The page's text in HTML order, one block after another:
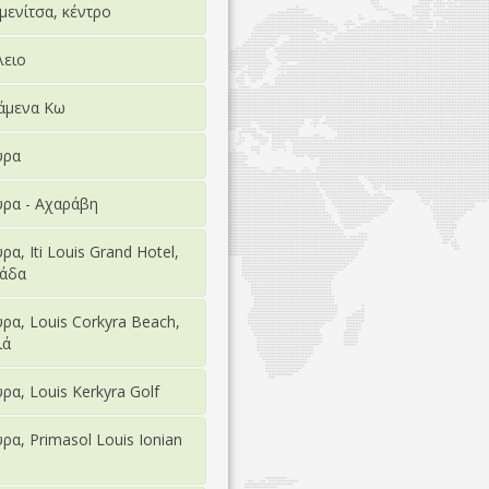
κέντρο
Κω
- Αχαράβη
Iti Louis Grand Hotel,
Louis Corkyra Beach,
Louis Kerkyra Golf
Primasol Louis Ionian